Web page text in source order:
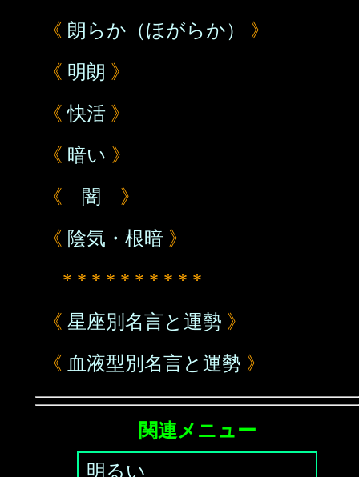
《 朗らか（ほがらか）
》
《 明朗 》
《快活 》
《 暗い 》
《 闇 》
《 陰気・根暗 》
* * * * * * * * * *
《 星座別名言と運勢 》
《 血液型別名言と運勢 》
関連メニュー
明るい